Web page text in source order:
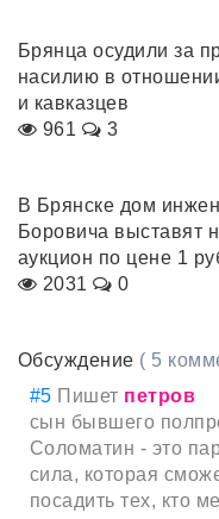
Брянца осудили за
насилию в
и кавказцев
961
3
В Брянске дом
Боровича выставят
аукцион по цене 1
2031
0
Обсуждение ( 5
#5 Пишет петров
сын бывшего
Соломатин - это
сила, которая
посадить тех, кто